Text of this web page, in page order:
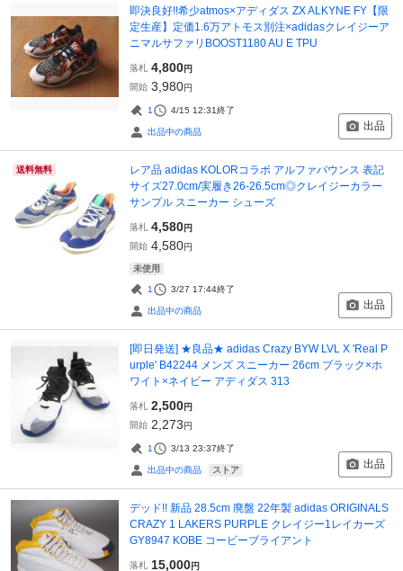
即決良好!!希少atmos×アディダス ZX ALKYNE FY【限
定生産】定価1.6万アトモス別注×adidasクレイジーア
ニマルサファリBOOST1180 AU E TPU
落札 4,800円
開始 3,980円
1 4/15 12:31終了
出品中の商品 出品
送料無料
レア品 adidas KOLORコラボ アルファバウンス 表記
サイズ27.0cm/実履き26-26.5cm◎クレイジーカラー
サンプル スニーカー シューズ
落札 4,580円
開始 4,580円
未使用
1 3/27 17:44終了
出品中の商品 出品
[即日発送] ★良品★ adidas Crazy BYW LVL X 'Real P
urple' B42244 メンズ スニーカー 26cm ブラック×ホ
ワイト×ネイビー アディダス 313
落札 2,500円
開始 2,273円
1 3/13 23:37終了
出品中の商品 ストア 出品
デッド!! 新品 28.5cm 廃盤 22年製 adidas ORIGINALS
CRAZY 1 LAKERS PURPLE クレイジー1レイカーズ
GY8947 KOBE コービーブライアント
落札 15,000円